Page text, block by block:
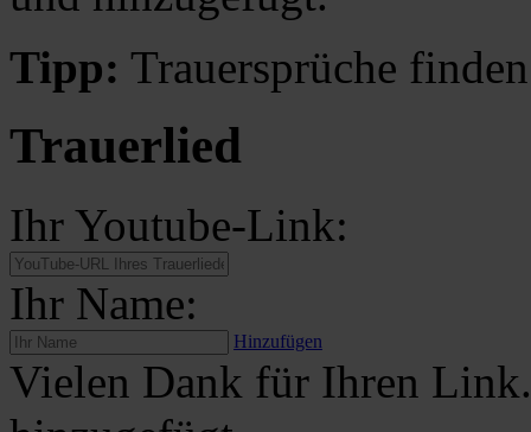
Tipp: Trauersprüche
Trauerlied
Ihr Youtube-Link:
Ihr Name:
Hinzufügen
Vielen Dank für Ihren